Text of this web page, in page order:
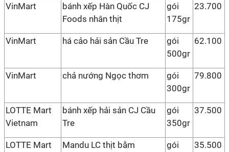
VinMart
bánh xếp Hàn Quốc CJ
Foods nhân thịt
gói
175gr
23.700
VinMart há cảo hải sản Cầu Tre
gói
500gr
62.100
VinMart chả nướng Ngọc thơm
gói
300gr
79.800
LOTTE Mart
Vietnam
bánh xếp hải sản CJ Cầu
Tre
gói
350gr
37.500
LOTTE Mart
Mandu LC thịt bằm
gói
35.500